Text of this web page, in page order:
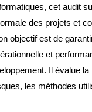
cet audit
des projets et
objectif est de
et
Il évalue la
les méthodes